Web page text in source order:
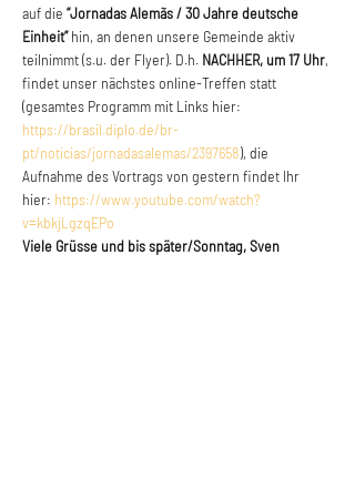
auf die “Jornadas Alemãs / 30 Jahre deutsche
Einheit” hin, an denen unsere Gemeinde aktiv
teilnimmt (s.u. der Flyer). D.h. NACHHER, um 17 Uhr,
findet unser nächstes online-Treffen statt
(gesamtes Programm mit Links hier:
https://brasil.diplo.de/br-
pt/noticias/jornadasalemas/2397658), die
Aufnahme des Vortrags von gestern findet Ihr
hier: https://www.youtube.com/watch?
v=kbkjLgzqEPo
Viele Grüsse und bis später/Sonntag, Sven